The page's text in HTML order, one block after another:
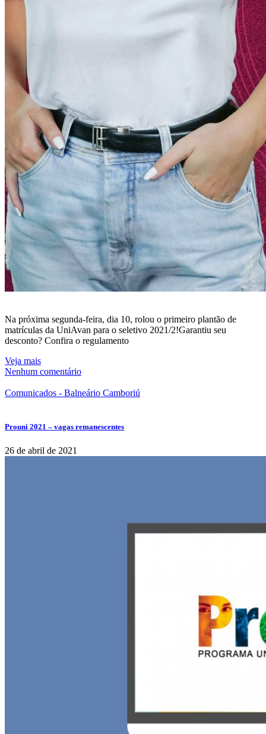
Na próxima segunda-feira, dia 10, rolou o primeiro plantão de
matrículas da UniAvan para o seletivo 2021/2!Garantiu seu
desconto? Confira o regulamento
Veja mais
Nenhum comentário
Comunicados - Balneário Camboriú
Prouni 2021 – vagas remanescentes
26 de abril de 2021